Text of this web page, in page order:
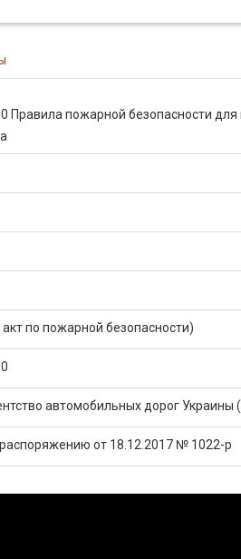
Правила пожарной безопасности для
по пожарной безопасности)
автомобильных дорог
от 18.12.2017 № 1022-р